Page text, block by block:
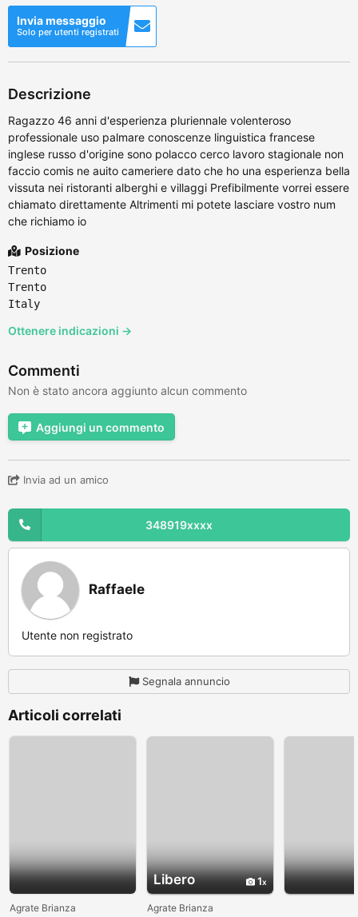
Invia messaggio
Solo per utenti registrati
Descrizione
Ragazzo 46 anni d'esperienza pluriennale volenteroso
professionale uso palmare conoscenze linguistica francese
inglese russo d'origine sono polacco cerco lavoro stagionale non
faccio comis ne auito cameriere dato che ho una esperienza bella
vissuta nei ristoranti alberghi e villaggi Prefibilmente vorrei essere
chiamato direttamente Altrimenti mi potete lasciare vostro num
che richiamo io
Posizione
Trento
Trento
Italy
Ottenere indicazioni →
Commenti
Non è stato ancora aggiunto alcun commento
Aggiungi un commento
Invia ad un amico
348919xxxx
Raffaele
Utente non registrato
Segnala annuncio
Articoli correlati
Agrate Brianza
Libero 1
Agrate Brianza